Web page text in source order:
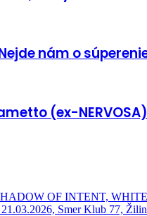
nám o
(ex-
OF INTENT,
Smer Klub 77,